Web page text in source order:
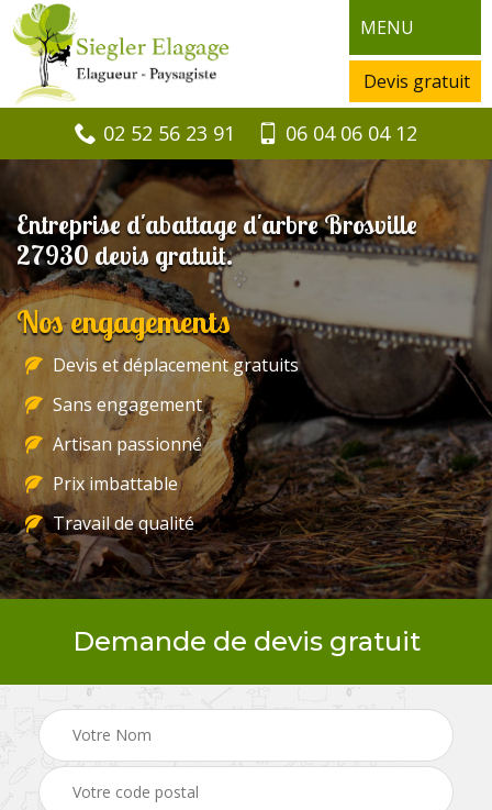
MENU
Devis gratuit
02 52 56 23 91 06 04 06 04 12
Entreprise d'abattage d'arbre Brosville
27930 devis gratuit.
Nos engagements
Devis et déplacement gratuits
Sans engagement
Artisan passionné
Prix imbattable
Travail de qualité
Demande de devis gratuit